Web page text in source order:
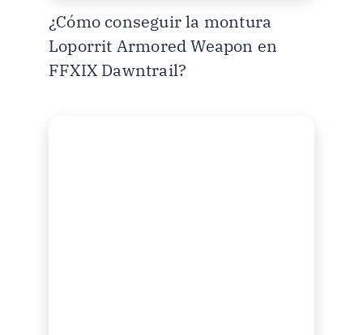
¿Cómo conseguir la montura
Loporrit Armored Weapon en
FFXIX Dawntrail?